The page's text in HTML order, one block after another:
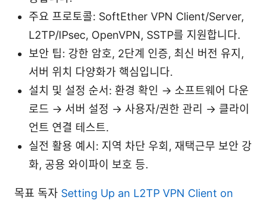
주요 프로토콜: SoftEther VPN Client/Server,
L2TP/IPsec, OpenVPN, SSTP를 지원합니다.
보안 팁: 강한 암호, 2단계 인증, 최신 버전 유지,
서버 위치 다양화가 핵심입니다.
설치 및 설정 순서: 환경 확인 → 소프트웨어 다운
로드 → 서버 설정 → 사용자/권한 관리 → 클라이
언트 연결 테스트.
실전 활용 예시: 지역 차단 우회, 재택근무 보안 강
화, 공용 와이파이 보호 등.
목표 독자 Setting Up an L2TP VPN Client on